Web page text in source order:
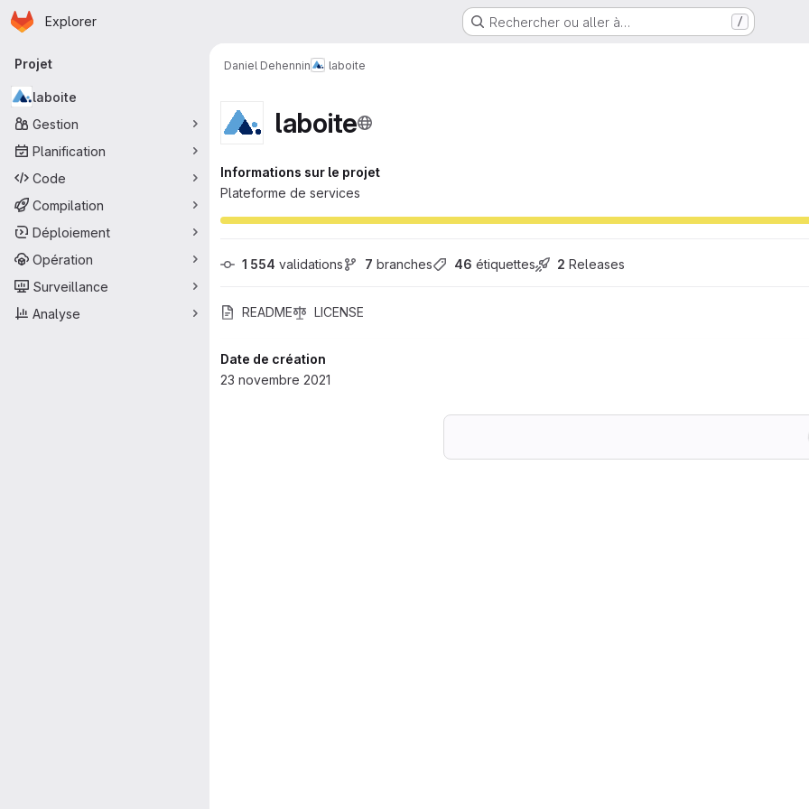
Passer au contenu principal
Page d'accueil
Explorer Rechercher ou aller à… /
Navigation principale
Projet
laboite
Gestion
Planification
Code
Compilation
Déploiement
Opération
Surveillance
Analyse
Daniel Dehennin laboite
laboite
Informations sur le projet
Plateforme de services
1 554 validations 7 branches 46 étiquettes 2 Releases
README LICENSE
Date de création
23 novembre 2021